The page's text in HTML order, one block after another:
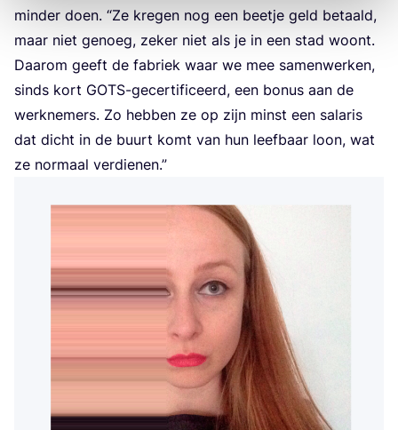
min­der doen. “Ze kre­gen nog een beet­je geld betaald,
maar niet genoeg, zeker niet als je in een stad woont.
Daar­om geeft de fabriek waar we mee samen­wer­ken,
sinds kort GOTS-gecer­ti­fi­ceerd, een bonus aan de
werk­ne­mers. Zo heb­ben ze op zijn minst een sala­ris
dat dicht in de buurt komt van hun leef­baar loon, wat
ze nor­maal verdienen.”